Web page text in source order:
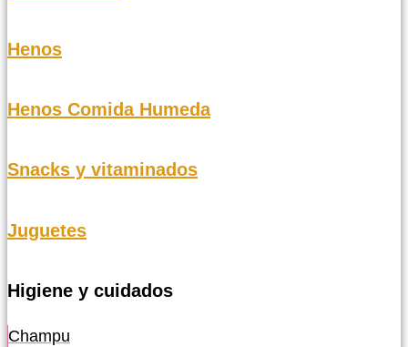
Henos
Henos Comida Humeda
Snacks y vitaminados
Juguetes
Higiene y cuidados
Champu